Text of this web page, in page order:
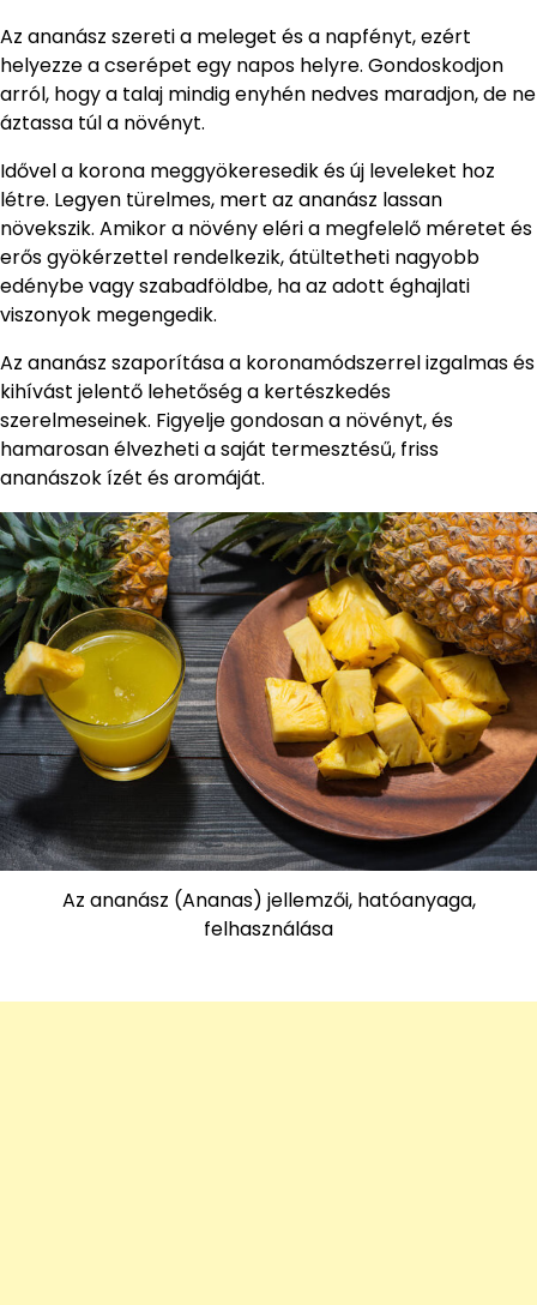
Az ananász szereti a meleget és a napfényt, ezért
helyezze a cserépet egy napos helyre. Gondoskodjon
arról, hogy a talaj mindig enyhén nedves maradjon, de ne
áztassa túl a növényt.
Idővel a korona meggyökeresedik és új leveleket hoz
létre. Legyen türelmes, mert az ananász lassan
növekszik. Amikor a növény eléri a megfelelő méretet és
erős gyökérzettel rendelkezik, átültetheti nagyobb
edénybe vagy szabadföldbe, ha az adott éghajlati
viszonyok megengedik.
Az ananász szaporítása a koronamódszerrel izgalmas és
kihívást jelentő lehetőség a kertészkedés
szerelmeseinek. Figyelje gondosan a növényt, és
hamarosan élvezheti a saját termesztésű, friss
ananászok ízét és aromáját.
Az ananász (Ananas) jellemzői, hatóanyaga,
felhasználása